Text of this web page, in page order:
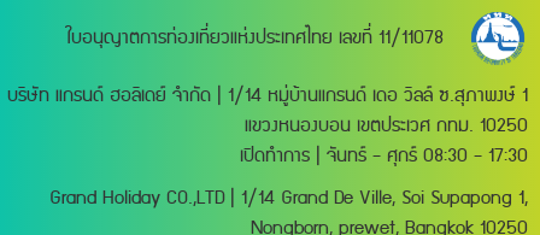
ใบอนุญาตการท่องเที่ยวแห่งประเทศไทย เลขที่ 11/11078
บริษัท แกรนด์ ฮอลิเดย์ จำกัด | 1/14 หมู่บ้านแกรนด์ เดอ วิลล์ ซ.สุภาพงษ์ 1
แขวงหนองบอน เขตประเวศ กทม. 10250
เปิดทำการ | จันทร์ - ศุกร์ 08:30 - 17:30
Grand Holiday CO.,LTD | 1/14 Grand De Ville, Soi Supapong 1,
Nongborn, prewet, Bangkok 10250